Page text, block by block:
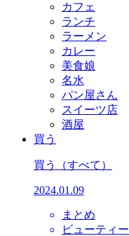
カフェ
ランチ
ラーメン
カレー
美食娘
名水
パン屋さん
スイーツ店
酒屋
買う
買う （すべて）
2024.01.09
まとめ
ビューティー